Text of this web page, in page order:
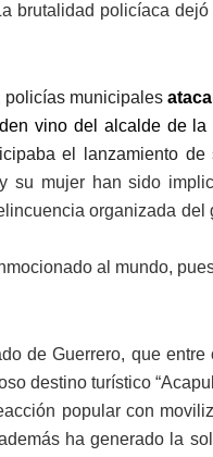
brutalidad policíaca
policías municipales
vino del alcalde de
el lanzamiento
su mujer han sido
organizada
al mundo,
de Guerrero, que
destino turístico
popular con
ha generado la